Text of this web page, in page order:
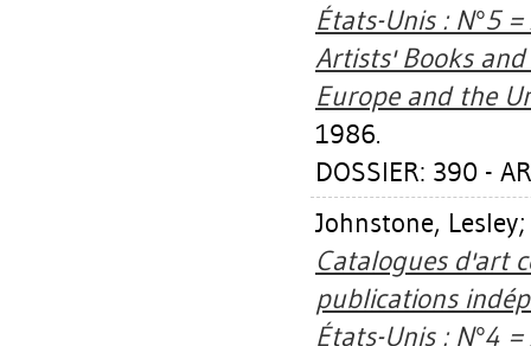
États-Unis : N°5
Artists' Books
Europe and the
1986.
DOSSIER: 390 -
Johnstone, Lesley;
Catalogues d'art
publications
États-Unis : N°4